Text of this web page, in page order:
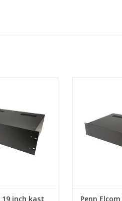
WINKELWAGEN
19 inch kast
TOEVOEGEN
Penn